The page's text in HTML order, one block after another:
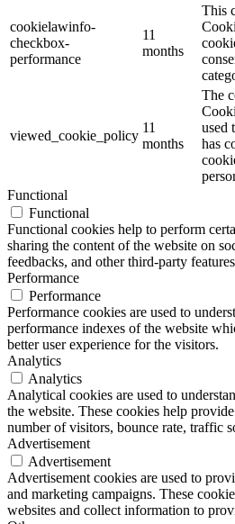
cookielawinfo-
checkbox-
performance
11
months
This
viewed_cookie_policy
11
months
The
used
has
Functional
Functional
Functional cookies help to perform
sharing the content of the website on
feedbacks, and other third-party
Performance
Performance
Performance cookies are used to
performance indexes of the website
better user experience for the visitors.
Analytics
Analytics
Analytical cookies are used to
the website. These cookies help
number of visitors, bounce rate, traffic
Advertisement
Advertisement
Advertisement cookies are used to
and marketing campaigns. These
websites and collect information to